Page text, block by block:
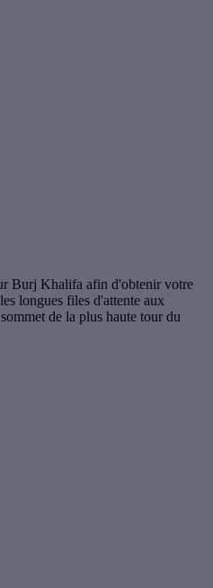
Burj Khalifa afin d'obtenir votre
longues files d'attente aux
de la plus haute tour du